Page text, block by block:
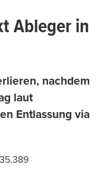
Ableger in
nachdem
laut
Entlassung via
35.389